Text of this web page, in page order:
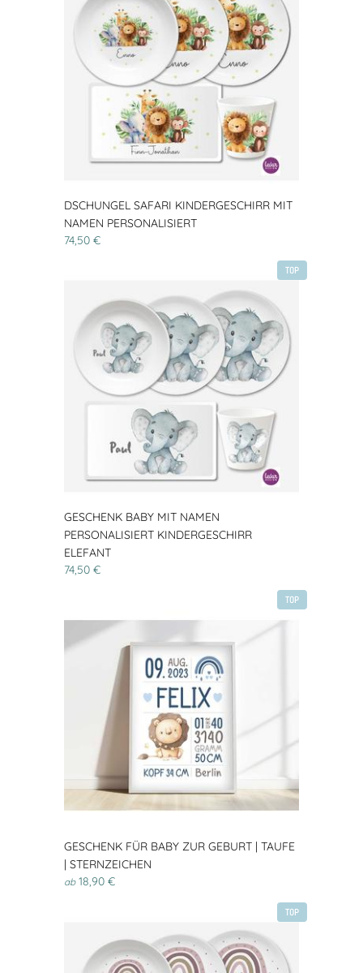
DSCHUNGEL SAFARI KINDERGESCHIRR MIT
NAMEN PERSONALISIERT
74,50 €
TOP
GESCHENK BABY MIT NAMEN
PERSONALISIERT KINDERGESCHIRR
ELEFANT
74,50 €
TOP
GESCHENK FÜR BABY ZUR GEBURT | TAUFE
| STERNZEICHEN
ab18,90 €
TOP